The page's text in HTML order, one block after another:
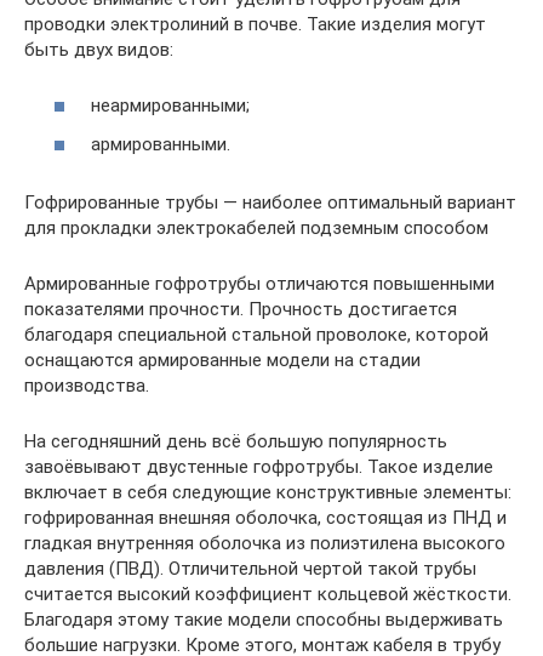
проводки электролиний в почве. Такие изделия могут
быть двух видов:
неармированными;
армированными.
Гофрированные трубы — наиболее оптимальный вариант
для прокладки электрокабелей подземным способом
Армированные гофротрубы отличаются повышенными
показателями прочности. Прочность достигается
благодаря специальной стальной проволоке, которой
оснащаются армированные модели на стадии
производства.
На сегодняшний день всё большую популярность
завоёвывают двустенные гофротрубы. Такое изделие
включает в себя следующие конструктивные элементы:
гофрированная внешняя оболочка, состоящая из ПНД и
гладкая внутренняя оболочка из полиэтилена высокого
давления (ПВД). Отличительной чертой такой трубы
считается высокий коэффициент кольцевой жёсткости.
Благодаря этому такие модели способны выдерживать
большие нагрузки. Кроме этого, монтаж кабеля в трубу